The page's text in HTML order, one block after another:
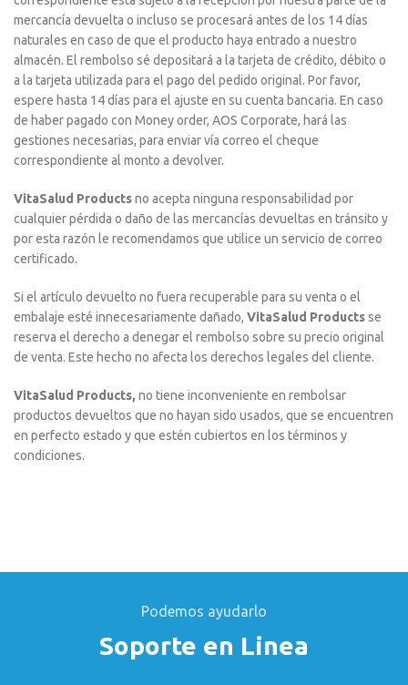
mercancía devuelta o incluso se procesará antes de los 14 días
naturales en caso de que el producto haya entrado a nuestro
almacén. El rembolso sé depositará a la tarjeta de crédito, débito o
a la tarjeta utilizada para el pago del pedido original. Por favor,
espere hasta 14 días para el ajuste en su cuenta bancaria. En caso
de haber pagado con Money order, AOS Corporate, hará las
gestiones necesarias, para enviar vía correo el cheque
correspondiente al monto a devolver.
VitaSalud Productsno acepta ninguna responsabilidad por
cualquier pérdida o daño de las mercancías devueltas en tránsito y
por esta razón le recomendamos que utilice un servicio de correo
certificado.
Si el artículo devuelto no fuera recuperable para su venta o el
embalaje esté innecesariamente dañado, VitaSalud Productsse
reserva el derecho a denegar el rembolso sobre su precio original
de venta. Este hecho no afecta los derechos legales del cliente.
VitaSalud Products, no tiene inconveniente en rembolsar
productos devueltos que no hayan sido usados, que se encuentren
en perfecto estado y que estén cubiertos en los términos y
condiciones.
Podemos ayudarlo
Soporte en Linea